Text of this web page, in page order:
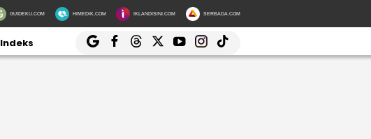
GUIDEKU.COM HIMEDIK.COM IKLANDISINI.COM SERBADA.COM
Indeks